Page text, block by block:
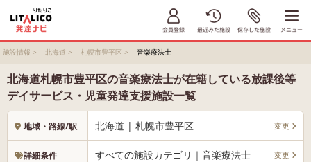
施設情報 > 北海道 > 札幌市豊平区 > 音楽療法士
北海道札幌市豊平区の音楽療法士が在籍している放課後等
デイサービス・児童発達支援施設一覧
地域・路線/駅 北海道 | 札幌市豊平区 変更
詳細条件 すべての施設カテゴリ｜音楽療法士 変更